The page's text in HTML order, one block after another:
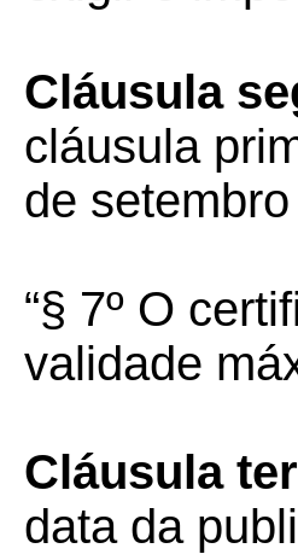
Cláusula
cláusula
de
“§ 7º O
validade
Cláusula
data da